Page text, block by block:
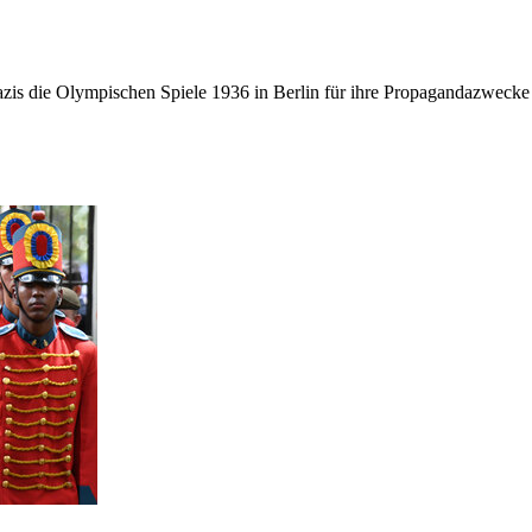
die Olympischen Spiele 1936 in Berlin für ihre